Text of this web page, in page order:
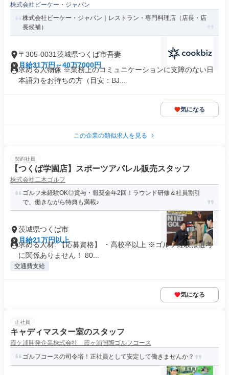
株式会社ビーケー・ジャパン
株式会社ビーケー・ジャパン｜レストラン・専門料理店（店長・店
長候補）
〒305-0031茨城県つくば市吾妻
月給31万円～40万7000円
求める人物像 ※業務上のコミュニケーションに支障のない日
本語力をお持ちの方（目安：BJ...
気になる
この企業の類似求人を見る
契約社員
【つくば学園店】スポーツアパレル販売スタッフ
株式会社二木ゴルフ
ゴルフ未経験OK◎賞与・報奨金年2回！ラウンド研修＆社員割引
で、働きながら特典も満載♪
茨城県つくば市
月給21万円以上
求める人材: 【応募資格】 ・高校卒以上 ※ゴルフ経験は選考
に関係ありません！ 80...
交通費支給
気になる
正社員
キャディマスター室のスタッフ
霞ケ浦開発企業株式会社 霞ヶ浦国際ゴルフコース
ゴルフコースの司令塔！正社員として安定して働きませんか？